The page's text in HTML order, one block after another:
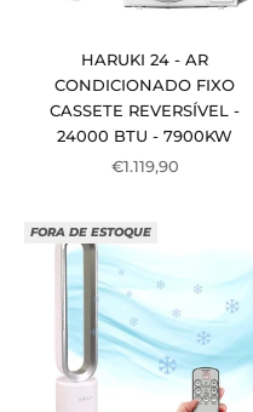
HARUKI 24 - AR
CONDICIONADO FIXO
CASSETE REVERSÍVEL -
24000 BTU - 7900KW
Preço de venda
€1.119,90
FORA DE ESTOQUE